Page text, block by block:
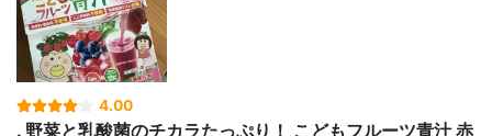
4.00
. 野菜と乳酸菌のチカラたっぷり！ こどもフルーツ青汁 赤